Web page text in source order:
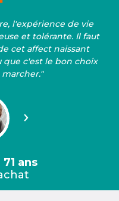
l'expérience de vie
et tolérante. Il faut
cet affect naissant
c'est le bon choix
Suivant
ans